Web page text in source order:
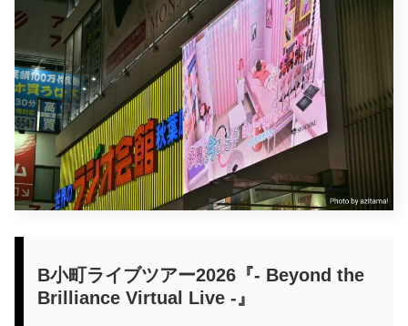
B小町ライブツアー2026『- Beyond the
Brilliance Virtual Live -』